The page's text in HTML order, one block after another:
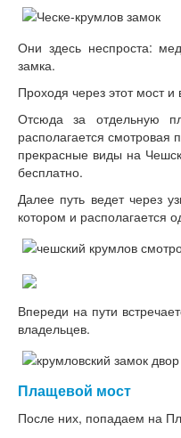
Они здесь неспроста:
замка.
Проходя через этот мост
Отсюда за отдельную
располагается
прекрасные виды на
бесплатно.
Далее путь ведет через
котором и располагается
Впереди на пути
владельцев.
Плащевой мост
После них, попадаем на